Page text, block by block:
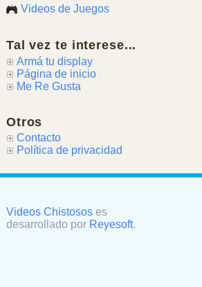
Videos de Juegos
Tal vez te interese...
Armá tu display
Página de inicio
Me Re Gusta
Otros
Contacto
Política de privacidad
Videos Chistososes
desarrollado por Reyesoft.